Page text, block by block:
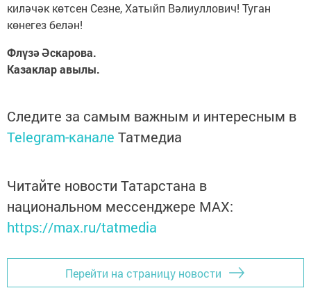
киләчәк көтсен Сезне, Хатыйп Вәлиуллович! Туган
көнегез белән!
Флүзә Әскарова.
Казаклар авылы.
Следите за самым важным и интересным в
Telegram-канале Татмедиа
Читайте новости Татарстана в
национальном мессенджере MАХ:
https://max.ru/tatmedia
Перейти на страницу новости